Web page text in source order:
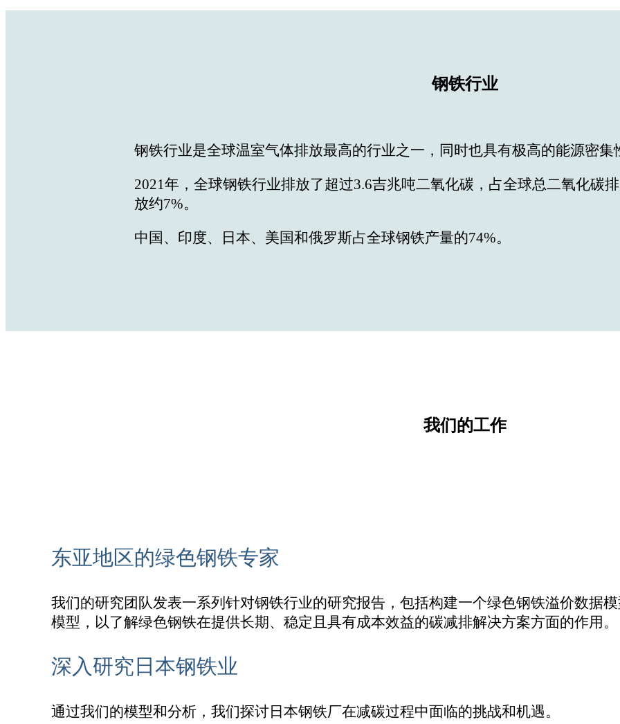
钢铁行业
钢铁行业是全球温室气体排放最高的行业之一，同时也具有极高的能源密集
2021年，全球钢铁行业排放了超过3.6吉兆吨二氧化碳，占全球总二氧化碳
放约7%。
中国、印度、日本、美国和俄罗斯占全球钢铁产量的74%。
我们的工作
东亚地区的绿色钢铁专家
我们的研究团队发表一系列针对钢铁行业的研究报告，包括构建一个绿色钢铁溢价数据
模型，以了解绿色钢铁在提供长期、稳定且具有成本效益的碳减排解决方案方面的作用。
深入研究日本钢铁业
通过我们的模型和分析，我们探讨日本钢铁厂在减碳过程中面临的挑战和机遇。